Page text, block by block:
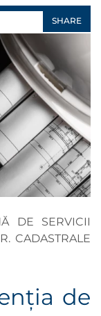
SHARE
DE SERVICII
CADASTRALE
de